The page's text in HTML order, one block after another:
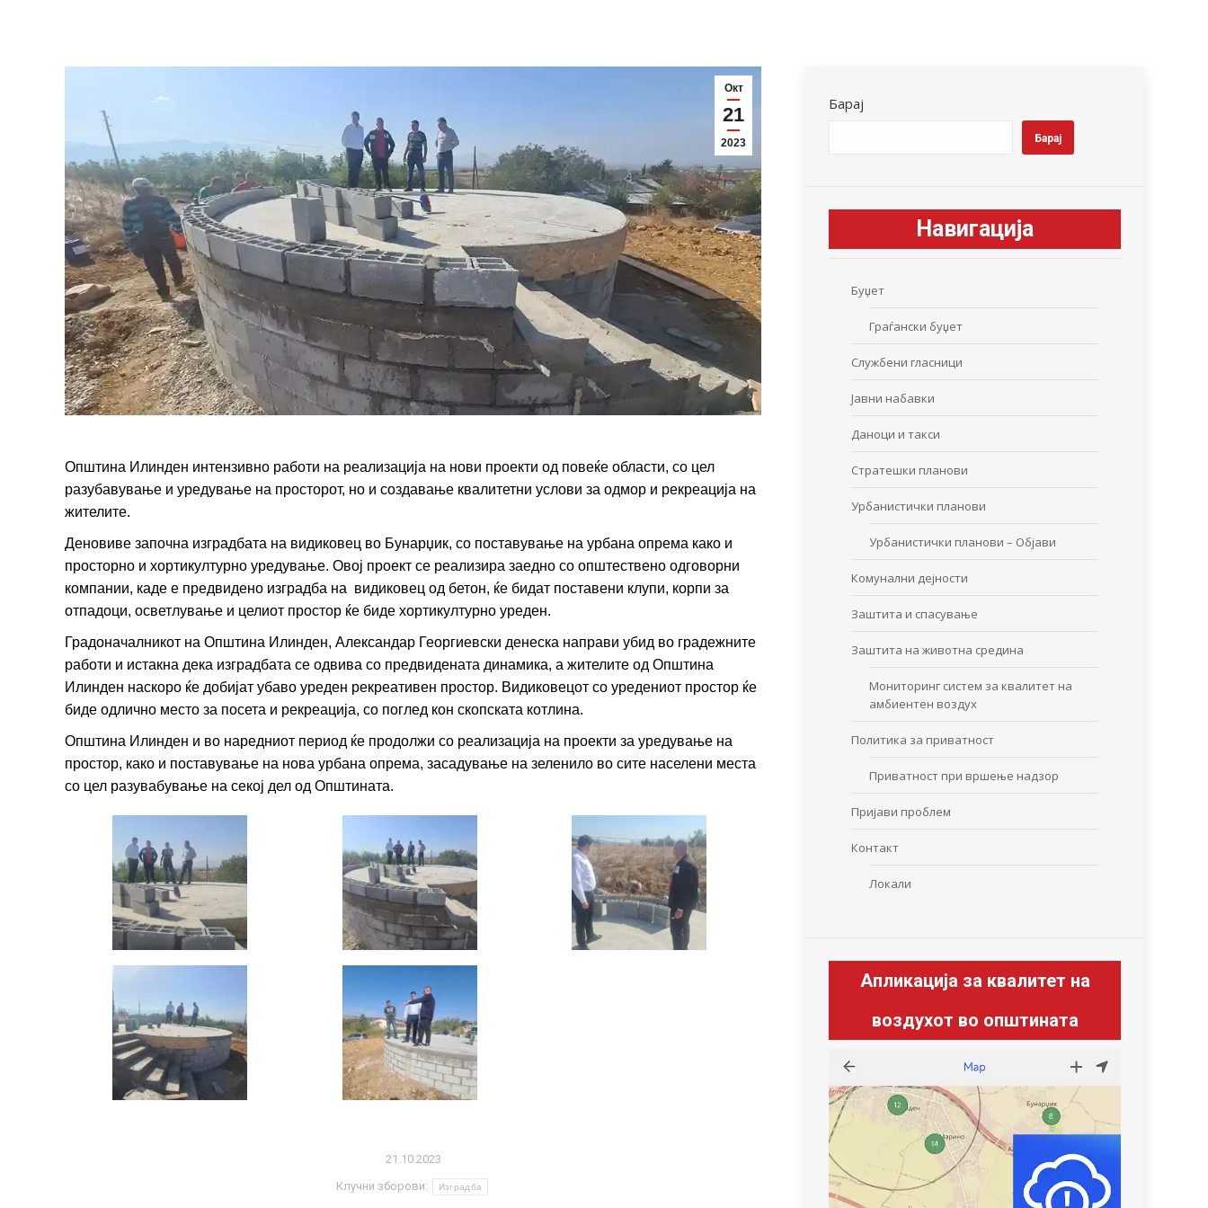
Окт
21
2023
Општина Илинден интензивно работи на реализација на нови проекти од повеќе области, со цел
разубавување и уредување на просторот, но и создавање квалитетни услови за одмор и рекреација на
жителите.
Деновиве започна изградбата на видиковец во Бунарџик, со поставување на урбана опрема како и
просторно и хортикултурно уредување. Овој проект се реализира заедно со општествено одговорни
компании, каде е предвидено изградба на видиковец од бетон, ќе бидат поставени клупи, корпи за
отпадоци, осветлување и целиот простор ќе биде хортикултурно уреден.
Градоначалникот на Општина Илинден, Александар Георгиевски денеска направи убид во градежните
работи и истакна дека изградбата се одвива со предвидената динамика, а жителите од Општина
Илинден наскоро ќе добијат убаво уреден рекреативен простор. Видиковецот со уредениот простор ќе
биде одлично место за посета и рекреација, со поглед кон скопската котлина.
Општина Илинден и во наредниот период ќе продолжи со реализација на проекти за уредување на
простор, како и поставување на нова урбана опрема, засадување на зеленило во сите населени места
со цел разувабување на секој дел од Општината.
21.10.2023
Клучни зборови: Изградба
Барај
Барај
Навигација
Буџет
Граѓански буџет
Службени гласници
Јавни набавки
Даноци и такси
Стратешки планови
Урбанистички планови
Урбанистички планови – Објави
Комунални дејности
Заштита и спасување
Заштита на животна средина
Мониторинг систем за квалитет на
амбиентен воздух
Политика за приватност
Приватност при вршење надзор
Пријави проблем
Контакт
Локали
Апликација за квалитет на
воздухот во општината